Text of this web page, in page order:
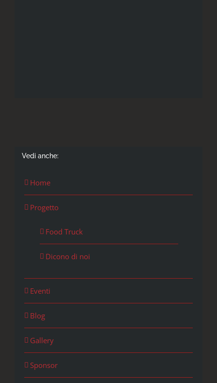
Vedi anche:
Home
Progetto
Food Truck
Dicono di noi
Eventi
Blog
Gallery
Sponsor